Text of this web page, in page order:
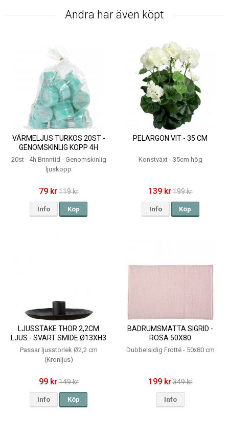
Andra har även köpt
VÄRMELJUS TURKOS 20ST -
GENOMSKINLIG KOPP 4H
20st - 4h Brinntid - Genomskinlig
ljuskopp
79 kr119 kr
Info Köp
PELARGON VIT - 35 CM
Konstväxt - 35cm hög
139 kr199 kr
Info Köp
LJUSSTAKE THOR 2,2CM
LJUS - SVART SMIDE Ø13XH3
CM
Passar ljusstorlek Ø2,2 cm
(Kronljus)
99 kr149 kr
Info Köp
BADRUMSMATTA SIGRID -
ROSA 50X80
Dubbelsidig Frotté - 50x80 cm
199 kr349 kr
Info